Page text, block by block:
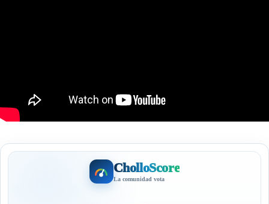
CholloScore
La comunidad vota